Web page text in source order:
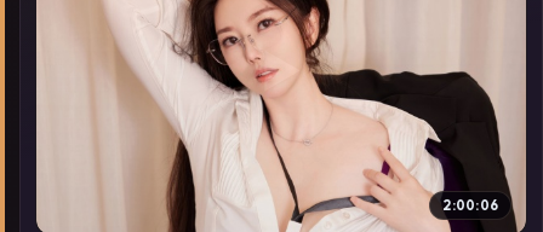
▶
2:00:06